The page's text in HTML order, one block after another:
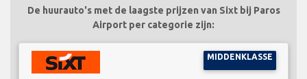
De huurauto's met de laagste prijzen van Sixt bij Paros
Airport per categorie zijn:
MIDDENKLASSE